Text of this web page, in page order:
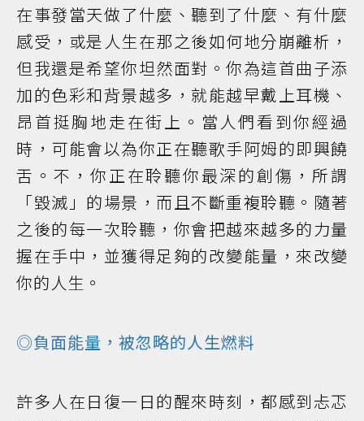
在事發當天做了什麼、聽到了什麼、有什麼
感受，或是人生在那之後如何地分崩離析，
但我還是希望你坦然面對。你為這首曲子添
加的色彩和背景越多，就能越早戴上耳機、
昂首挺胸地走在街上。當人們看到你經過
時，可能會以為你正在聽歌手阿姆的即興饒
舌。不，你正在聆聽你最深的創傷，所謂
「毀滅」的場景，而且不斷重複聆聽。隨著
之後的每一次聆聽，你會把越來越多的力量
握在手中，並獲得足夠的改變能量，來改變
你的人生。
◎負面能量，被忽略的人生燃料
許多人在日復一日的醒來時刻，都感到忐忑